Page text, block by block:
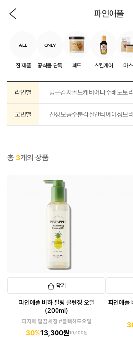
파인애플
ALL
전 제품
ONLY
공식몰 단독 패드 스킨케어 마
라인별 당근감자골드캐비어나주배도토리
고민별 진정모공수분각질안티에이징브
총 3개의 상품
담기
파인애플 바하 필링 클렌징 오일
(200ml)
피지에 말끔세정 #블랙헤드오일
30%13,300원19,000원
파인애플